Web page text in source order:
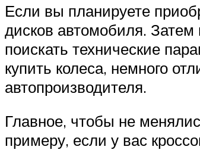
Если вы планируете
дисков автомобиля.
поискать технические
купить колеса, немного
автопроизводителя.
Главное, чтобы не
примеру, если у вас